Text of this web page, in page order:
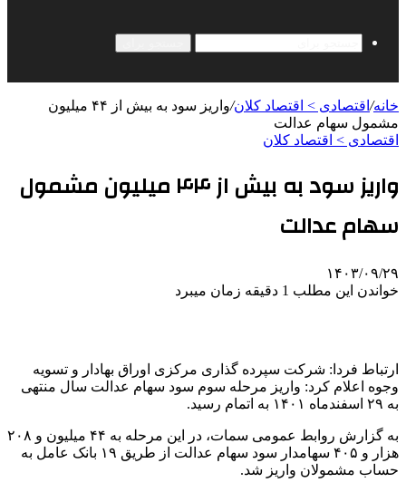
خانه/ اقتصادی > اقتصاد کلان/
واریز سود به بیش از ۴۴ میلیون
مشمول سهام عدالت
اقتصادی > اقتصاد کلان
واریز سود به بیش از ۴۴ میلیون مشمول
سهام عدالت
۱۴۰۳/۰۹/۲۹
خواندن این مطلب 1 دقیقه زمان میبرد
ارتباط فردا: شرکت سپرده گذاری مرکزی اوراق بهادار و تسویه
وجوه اعلام کرد: واریز مرحله سوم سود سهام عدالت سال منتهی
به ۲۹ اسفندماه ۱۴۰۱ به اتمام رسید.
به گزارش روابط عمومی سمات، در این مرحله به ۴۴ میلیون و ۲۰۸
هزار و ۴۰۵ سهامدار سود سهام عدالت از طریق ۱۹ بانک عامل به
حساب مشمولان واریز شد.